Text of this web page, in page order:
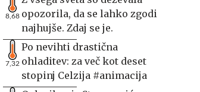
8,68 opozorila, da se lahko zgodi
najhujše. Zdaj se je.
7,32
Po nevihti drastična
ohladitev: za več kot deset
stopinj Celzija #animacija